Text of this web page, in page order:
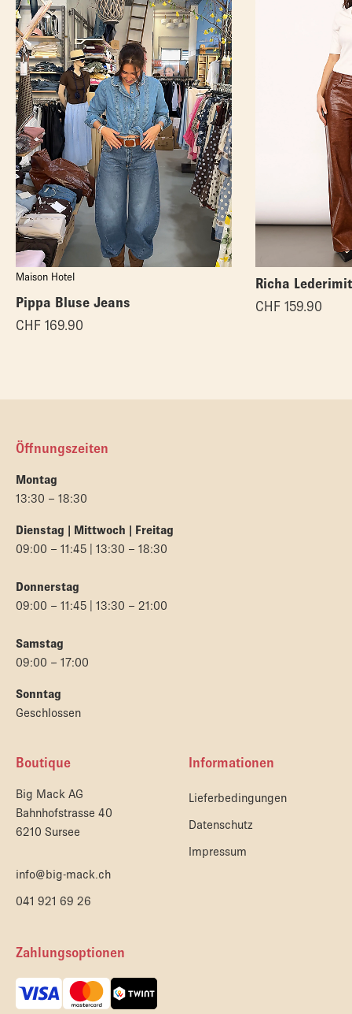
Maison Hotel
Pippa Bluse Jeans
CHF 169.90
Richa
CHF 159.90
Öffnungszeiten
Montag
13:30 – 18:30
Dienstag | Mittwoch | Freitag
09:00 – 11:45 | 13:30 – 18:30
Donnerstag
09:00 – 11:45 | 13:30 – 21:00
Samstag
09:00 – 17:00
Sonntag
Geschlossen
Boutique
Big Mack AG
Bahnhofstrasse 40
6210 Sursee
info@big-mack.ch
041 921 69 26
Informationen
Lieferbedingungen
Datenschutz
Impressum
Zahlungsoptionen